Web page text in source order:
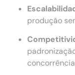
produção